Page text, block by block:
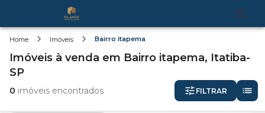
Home Imóveis Bairro itapema
Imóveis à venda em Bairro itapema, Itatiba-
SP
0 imóveis encontrados FILTRAR